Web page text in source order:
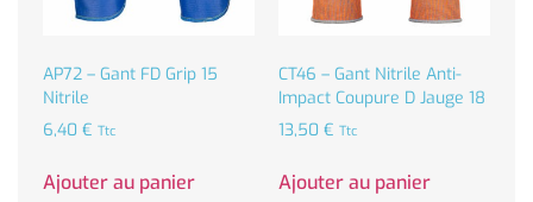
AP72 – Gant FD Grip 15
Nitrile
6,40 € Ttc
Ajouter au panier
CT46 – Gant Nitrile Anti-
Impact Coupure D Jauge 18
13,50 € Ttc
Ajouter au panier